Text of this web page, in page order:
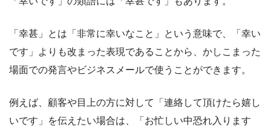
「幸甚」とは「非常に幸いなこと」という意味で、「幸い
です」よりも改まった表現であることから、かしこまった
場面での発言やビジネスメールで使うことができます。
例えば、顧客や目上の方に対して「連絡して頂けたら嬉し
いです」を伝えたい場合は、「お忙しい中恐れ入ります